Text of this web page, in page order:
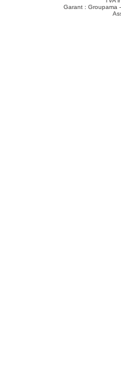
Garant : Groupama